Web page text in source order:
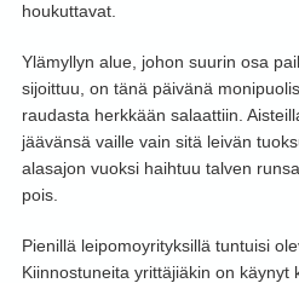
houkuttavat.
Ylämyllyn alue, johon suurin osa
sijoittuu, on tänä päivänä
raudasta herkkään salaattiin.
jäävänsä vaille vain sitä leivän
alasajon vuoksi haihtuu talven
pois.
Pienillä leipomoyrityksillä tuntuisi
Kiinnostuneita yrittäjiäkin on käynyt